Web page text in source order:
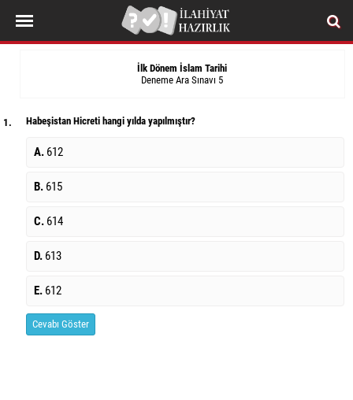
İlk Dönem İslam Tarihi
Deneme Ara Sınavı 5
1. Habeşistan Hicreti hangi yılda yapılmıştır?
A. 612
B. 615
C. 614
D. 613
E. 612
Cevabı Göster